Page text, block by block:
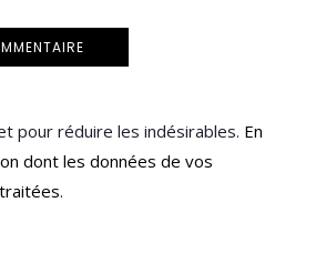
pour réduire les indésirables. En
dont les données de vos
.